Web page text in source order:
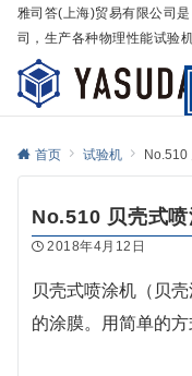
雅司答(上海)贸易有限公司
司，生产各种物理性能试验
首页 试验机 No.510
No.510 贝壳式
2018年4月12日
贝壳式喷涂机（贝
的涂膜。用简单的方